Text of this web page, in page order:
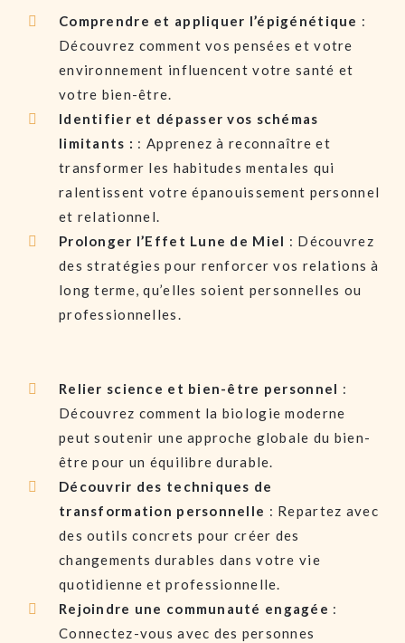
Comprendre et appliquer l’épigénétique :
Découvrez comment vos pensées et votre
environnement influencent votre santé et
votre bien-être.
Identifier et dépasser vos schémas
limitants : : Apprenez à reconnaître et
transformer les habitudes mentales qui
ralentissent votre épanouissement personnel
et relationnel.
Prolonger l’Effet Lune de Miel : Découvrez
des stratégies pour renforcer vos relations à
long terme, qu’elles soient personnelles ou
professionnelles.
Relier science et bien-être personnel :
Découvrez comment la biologie moderne
peut soutenir une approche globale du bien-
être pour un équilibre durable.
Découvrir des techniques de
transformation personnelle : Repartez avec
des outils concrets pour créer des
changements durables dans votre vie
quotidienne et professionnelle.
Rejoindre une communauté engagée :
Connectez-vous avec des personnes